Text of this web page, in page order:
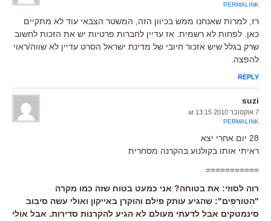
PERMALINK
רז, למרות שאנחנו ממש בכיוון הזה, המשטר הצבאי עוד לא מתקיים
כאן. לפחות לא רשמית. אז עדיין לחברות פרטיות יש את הזכות לחשוב
שרק בגלל שיש אזכור חיובי של מדינת ישראל הסרט עדיין לא שווה/ראוי
להפצה.
REPLY
suzi
7 אוקטובר 2010 at 13:15
PERMALINK
28 יום אחרי יצא
ראיתי אותו בקולנוע בהקרנה מסחרית
===========
רוה לסוזי: את בטוחה? אני כמעט בטוח שזה כמו מקרה
"הטורפים": שהגיע עותק פילם והוקרן באייקון ואולי עשה סיבוב
סינמטקים אבל לדעתי מעולם לא הגיע להקרנות סדירות. אבל אולי